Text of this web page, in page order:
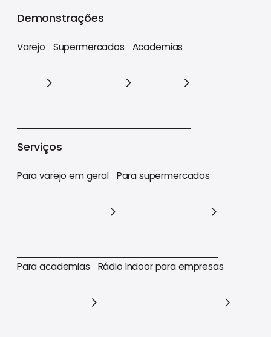
Demonstrações
Varejo Supermercados Academias
Serviços
Para varejo em geral
Para varejo em geral
Para supermercados
Para supermercados
Para academias Rádio Indoor para empresas